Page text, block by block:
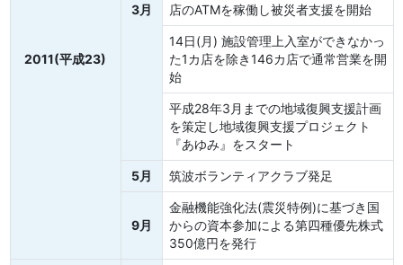
2011(平成23)
3月
店のATMを稼働し被災者支援を開始
14日(月) 施設管理上入室ができなかっ
た1カ店を除き146カ店で通常営業を開
始
平成28年3月までの地域復興支援計画
を策定し地域復興支援プロジェクト
『あゆみ』をスタート
5月 筑波ボランティアクラブ発足
9月
金融機能強化法(震災特例)に基づき国
からの資本参加による第四種優先株式
350億円を発行